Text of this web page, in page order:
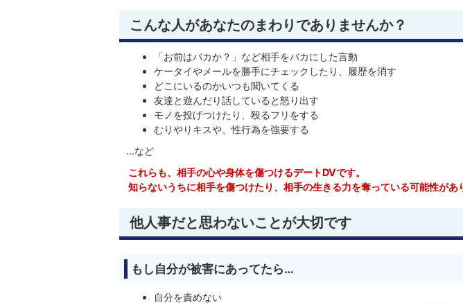
こんな人があなたのまわりでありませんか？
「お前はバカか？」など相手をバカにした言動
ケータイやメールを勝手にチェックしたり、履歴を消す
どこにいるのかいつも聞いてくる
友達と遊んだり話していると怒り出す
モノを投げつけたり、殴るフリをする
むりやりキスや、性行為を強要する
…など
これらも、相手の心や身体を傷つけるデートDVです。
知らないうちに相手を傷つけたり、相手の生きる力を奪っている可能性があ
他人事だと思わないことが大切です
もし自分が被害にあってたら…
自分を責めない